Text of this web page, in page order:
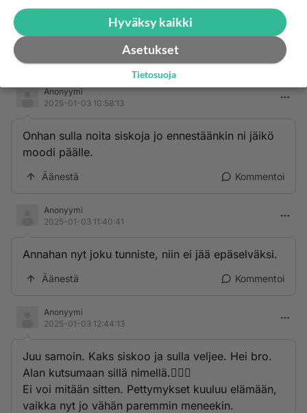
Hänellä ei kyllä ole pelkästään veljellisiä, mä
tiedän sen monesta jutusta.
Kommentoi
Anonyymi
2025-01-03 10:58:13
Onhan sulla noita siskoja jo ennestäänkin ni jäikö
moodi päälle.
Äänestä Kommentoi
Anonyymi
2025-01-03 11:40:41
Annahan nyt joku tunniste, niin ei jää epäselväksi.
Äänestä Kommentoi
Anonyymi
2025-01-03 12:44:13
Juu samoin. Kaks siskoo ja sulla veljee. Hei bro.
Alan kutsumaan sillä nimellä.👌🏻😂
Ei voi mitään sitten. Pettymykset kuuluu elämään,
vaikka nyt jo vähän paremmin meneekin.
Hyväksy kaikki
Asetukset
Tietosuoja